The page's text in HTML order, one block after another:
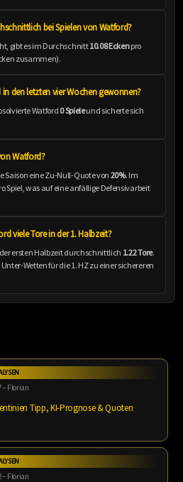
bei Spielen von Watford?
gibt es im Durchschnitt10.08 Eckenpro
zusammen).
in den letzten vier Wochen gewonnen?
Watford 0 Spieleund sicherte sich
Watford?
Saison eine Zu-Null-Quote von 20%. Im
Spiel, was auf eine anfällige Defensivarbeit
viele Tore in der 1. Halbzeit?
ersten Halbzeit durchschnittlich 1.22 Tore.
Wetten für die 1. HZ zu einer sichereren
– Florian
Tipp, KI-Prognose & Quoten
– Florian